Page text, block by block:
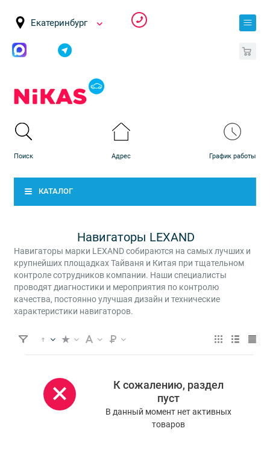
Екатеринбург
КАТАЛОГ
Навигаторы LEXAND
Навигаторы марки LEXAND собираются на самых лучших и
крупнейших площадках Тайваня и Китая при тщательном
контроле сотрудников компании. Наши специалисты
проводят диагностики и мероприятия по контролю
качества, постоянно улучшая дизайн и технические
характеристики навигаторов.
К сожалению, раздел
пуст
В данный момент нет активных
товаров